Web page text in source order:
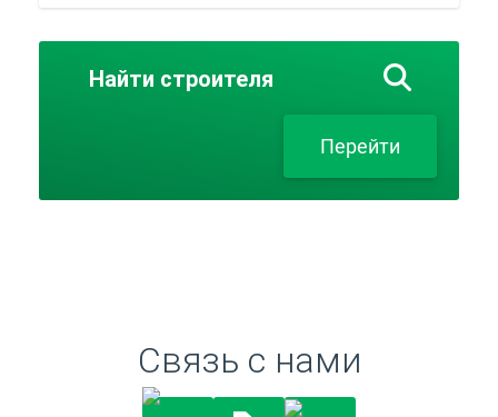
Найти строителя
Перейти
Связь с нами